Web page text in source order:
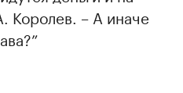
Королев. – А иначе